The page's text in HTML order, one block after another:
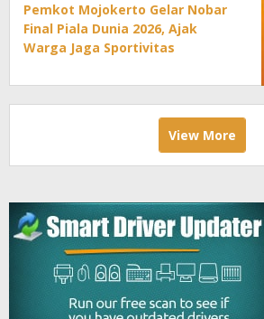
Pemkot Mojokerto Gelar Nobar
Final Piala Dunia 2026, Ajak
Warga Jaga Sportivitas
View More